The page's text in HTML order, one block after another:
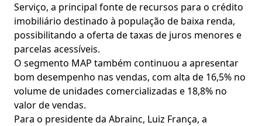
Serviço, a principal fonte de recursos para o crédito
imobiliário destinado à população de baixa renda,
possibilitando a oferta de taxas de juros menores e
parcelas acessíveis.
O segmento MAP também continuou a apresentar
bom desempenho nas vendas, com alta de 16,5% no
volume de unidades comercializadas e 18,8% no
valor de vendas.
Para o presidente da Abrainc, Luiz França, a